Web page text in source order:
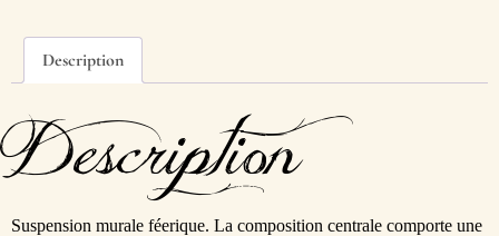
Description
Description
Suspension murale féerique. La composition centrale comporte une